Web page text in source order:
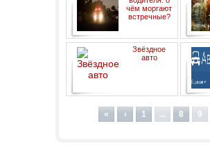
чём моргают
встречные?
Звёздное
авто
« ‹ 1 ... 8 9